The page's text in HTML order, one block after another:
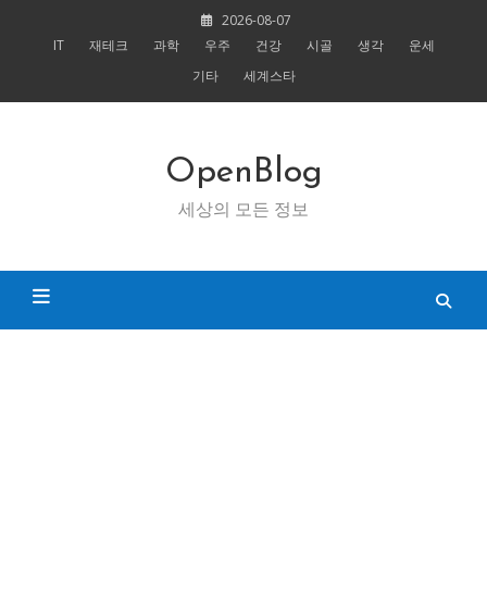
2026-08-07
IT
재테크 과학 우주 건강 시골 생각
운세
기타
세계스타
OpenBlog
세상의 모든 정보